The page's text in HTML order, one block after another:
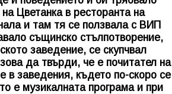
Цветанка в ресторанта на
и там тя се ползвала с ВИП
същинско стълпотворение,
заведение, се скупчвал
да твърди, че е почитател на
в заведения, където по-скоро се
е музикалната програма и при